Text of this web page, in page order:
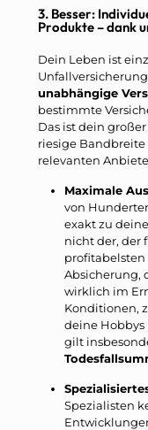
3. Besser:
Produkte – dank
Dein Leben ist
unabhängige
bestimmte
Das ist dein
riesige
relevanten
Maximale
von
exakt zu
nicht der, der
Absicherung,
wirklich im
Konditionen,
deine
gilt
Spezialisten